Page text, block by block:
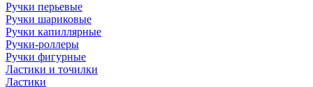
Ручки перьевые
Ручки шариковые
Ручки капиллярные
Ручки-роллеры
Ручки фигурные
Ластики и точилки
Ластики